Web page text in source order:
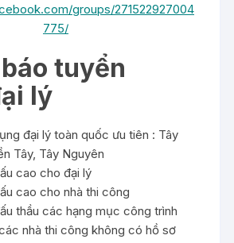
groups/271522927004
775/
tuyển
lý
đại lý toàn quốc ưu tiên : Tây
Tây, Tây Nguyên
cao cho đại lý
cao cho nhà thi công
thầu các hạng mục công trình
nhà thi công không có hồ sơ